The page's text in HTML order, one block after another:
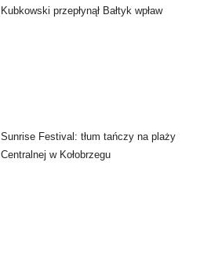
Kubkowski przepłynął Bałtyk wpław
Sunrise Festival: tłum tańczy na plaży
Centralnej w Kołobrzegu